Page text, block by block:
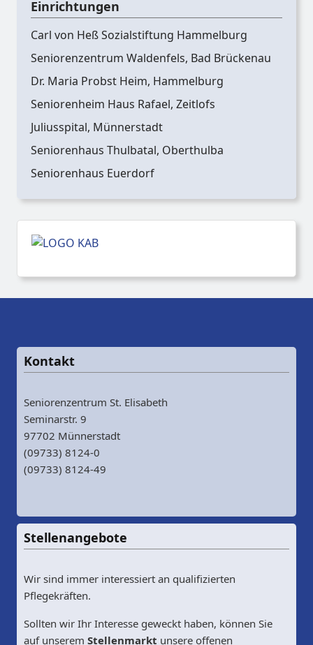
Einrichtungen
Carl von Heß Sozialstiftung Hammelburg
Seniorenzentrum Waldenfels, Bad Brückenau
Dr. Maria Probst Heim, Hammelburg
Seniorenheim Haus Rafael, Zeitlofs
Juliusspital, Münnerstadt
Seniorenhaus Thulbatal, Oberthulba
Seniorenhaus Euerdorf
Kontakt
Seniorenzentrum St. Elisabeth
Seminarstr. 9
97702 Münnerstadt
(09733) 8124-0
(09733) 8124-49
Stellenangebote
Wir sind immer interessiert an qualifizierten
Pflegekräften.
Sollten wir Ihr Interesse geweckt haben, können Sie
auf unserem Stellenmarkt unsere offenen